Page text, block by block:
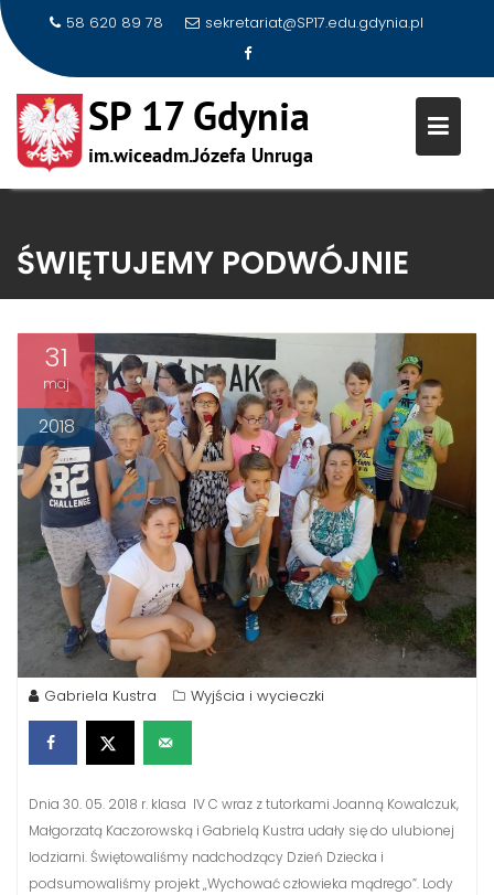
content
58 620 89 78 sekretariat@SP17.edu.gdynia.pl
ŚWIĘTUJEMY PODWÓJNIE
31
maj
2018
Gabriela Kustra Wyjścia i wycieczki
Dnia 30. 05. 2018 r. klasa IV C wraz z tutorkami Joanną Kowalczuk,
Małgorzatą Kaczorowską i Gabrielą Kustra udały się do ulubionej
lodziarni. Świętowaliśmy nadchodzący Dzień Dziecka i
podsumowaliśmy projekt „Wychować człowieka mądrego”. Lody